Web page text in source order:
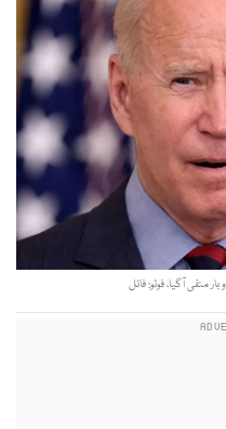
منفی آگیا، فوٹو: فائل